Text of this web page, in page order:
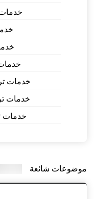
خدمات
خدمات
خدمات
موضوعات شائعة